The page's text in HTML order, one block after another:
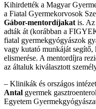
Kihirdették a Magyar
a Fiatal Gyermekorvosok
Gábor-mentordíjakat is. Az
adták át (korábban a
fiatal gyermekgyógyászok
vagy kutató munkáját
elismerése. A mentordíjra
az általuk kiválasztott
– Klinikák és országos
Antal gyermek
Egyetem